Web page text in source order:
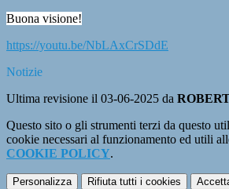
Buona visione!
https://youtu.be/NbLAxCrSDdE
Notizie
Ultima revisione il 03-06-2025 da
Questo sito o gli strumenti terzi da questo
cookie necessari al funzionamento ed utili
COOKIE POLICY.
Personalizza Rifiuta tutti i cookies